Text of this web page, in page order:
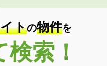
トの物件を
索！